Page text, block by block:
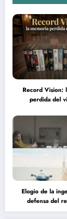
Record Vision:
perdida del
Elogio de la
defensa del